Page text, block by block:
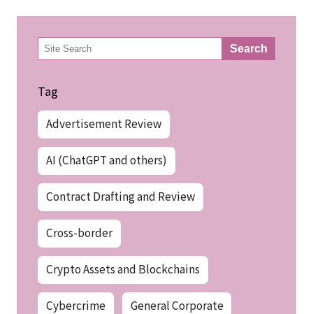
検
索 Search
Tag
Advertisement Review
AI (ChatGPT and others)
Contract Drafting and Review
Cross-border
Crypto Assets and Blockchains
Cybercrime General Corporate